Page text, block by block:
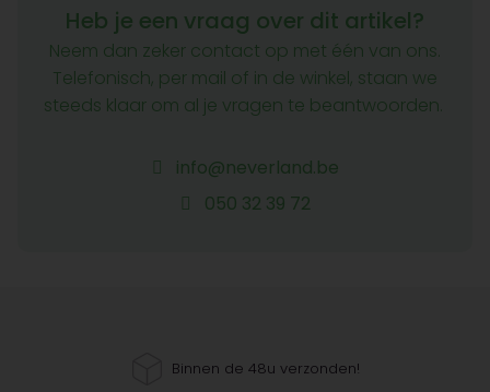
Heb je een vraag over dit artikel?
Neem dan zeker contact op met één van ons.
Telefonisch, per mail of in de winkel, staan we
steeds klaar om al je vragen te beantwoorden.
info@neverland.be
050 32 39 72
Binnen de 48u verzonden!